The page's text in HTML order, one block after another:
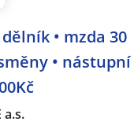
• mzda 30
• nástupní
a.s.